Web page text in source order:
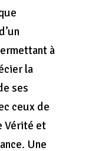
à
la
ses
ceux de
Vérité et
Une